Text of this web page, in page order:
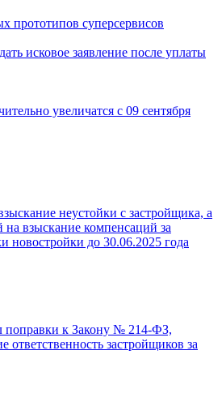
прототипов суперсервисов
исковое заявление после уплаты
увеличатся с 09 сентября
неустойки с застройщика, а
на взыскание компенсаций за
новостройки до 30.06.2025 года
поправки к Закону № 214-ФЗ,
застройщиков за